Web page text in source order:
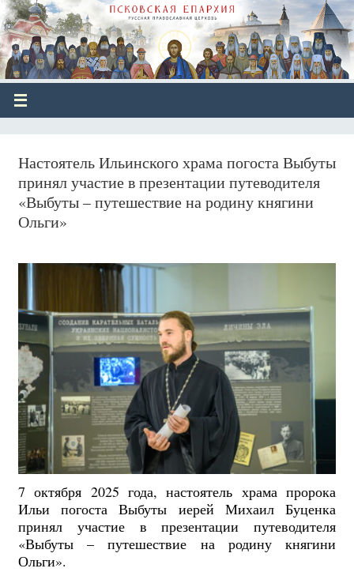
Настоятель Ильинского храма погоста Выбуты
принял участие в презентации путеводителя
«Выбуты – путешествие на родину княгини
Ольги»
7 октября 2025 года, настоятель храма пророка
Ильи погоста Выбуты иерей Михаил Буценка
принял участие в презентации путеводителя
«Выбуты – путешествие на родину княгини
Ольги».